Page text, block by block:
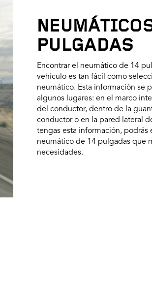
PULGADAS
Encontrar el neumático de 14
vehículo es tan fácil como
neumático. Esta información se
algunos lugares: en el marco
del conductor, dentro de la
conductor o en la pared lateral
tengas esta información, podrás
neumático de 14 pulgadas que
necesidades.